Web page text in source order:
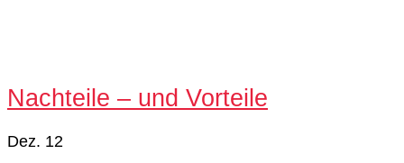
Nachteile – und Vorteile
Dez. 12